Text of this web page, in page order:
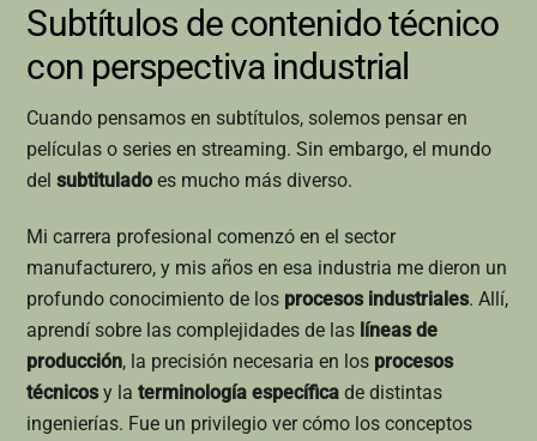
Subtítulos de contenido técnico
con perspectiva industrial
Cuando pensamos en subtítulos, solemos pensar en
películas o series en streaming. Sin embargo, el mundo
delsubtitulado es mucho más diverso.
Mi carrera profesional comenzó en el sector
manufacturero, y mis años en esa industria me dieron un
profundo conocimiento de los procesos industriales. Allí,
aprendí sobre las complejidades de las líneas de
producción, la precisión necesaria en los procesos
técnicosy laterminología específica de distintas
ingenierías. Fue un privilegio ver cómo los conceptos